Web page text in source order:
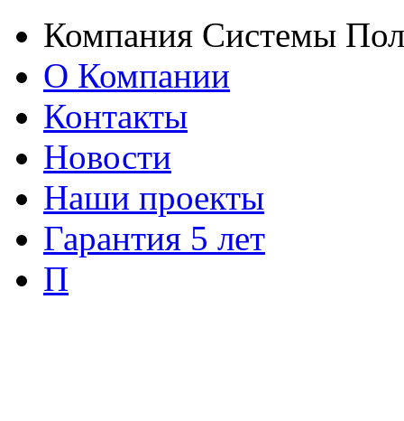
Компания Системы
О Компании
Контакты
Новости
Наши проекты
Гарантия 5 лет
П